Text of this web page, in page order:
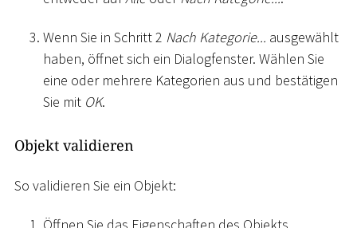
Wenn Sie in Schritt 2 Nach Kategorie... ausgewählt
haben, öffnet sich ein Dialogfenster. Wählen Sie
eine oder mehrere Kategorien aus und bestätigen
Sie mit OK.
Objekt validieren
So validieren Sie ein Objekt: